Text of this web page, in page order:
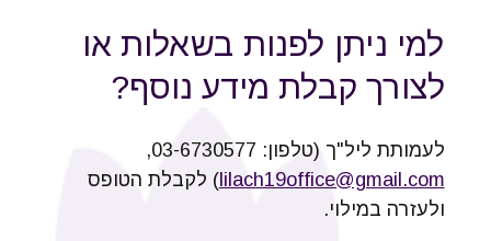
למי ניתן לפנות בשאלות או
לצורך קבלת מידע נוסף?
לעמותת ליל"ך (טלפון: 03-6730577,
lilach19office@gmail.com) לקבלת הטופס
ולעזרה במילוי.